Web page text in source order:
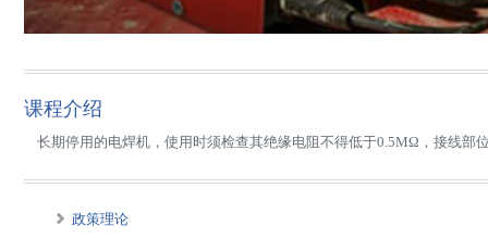
课程介绍
长期停用的电焊机，使用时须检查其绝缘电阻不得低于0.5ΜΩ，接线部
政策理论